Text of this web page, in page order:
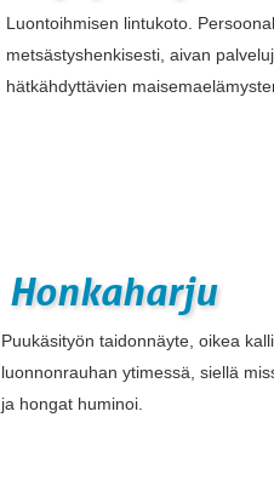
Luontoihmisen lintukoto.
metsästyshenkisesti, aivan
hätkähdyttävien
Honkaharju
Puukäsityön taidonnäyte, oikea
luonnonrauhan ytimessä, siellä
ja hongat huminoi.